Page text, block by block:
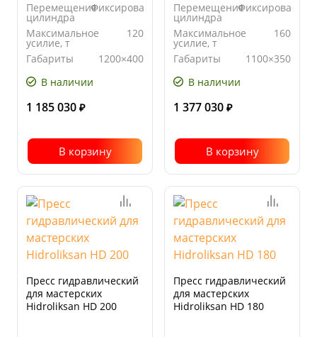
Перемещение
цилиндра
Фиксированный
Максимальное
усилие, т
120
Габариты
стола, мм
1200×400
В наличии
1 185 030 ₽
В корзину
Перемещение
цилиндра
Максимальное
усилие, т
160
Габариты
стола, мм
1100×350
В наличии
1 377 030 ₽
В корзину
Пресс гидравлический
для мастерских
Hidroliksan HD 200
Пресс гидравлический
для мастерских
Hidroliksan HD 180